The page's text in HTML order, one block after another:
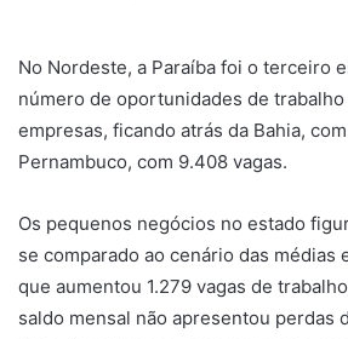
No Nordeste, a Paraíba foi o terceiro
número de oportunidades de trabalho
empresas, ficando atrás da Bahia, com
Pernambuco, com 9.408 vagas.
Os pequenos negócios no estado
se comparado ao cenário das médias
que aumentou 1.279 vagas de
saldo mensal não apresentou perdas